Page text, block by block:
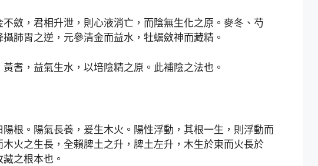
斂，君相升泄，則心液消亡，而陰無生化之原。麥冬、芍
肺胃之逆，元參清金而益水，牡蠣斂神而藏精。
耆，益氣生水，以培陰精之原。此補陰之法也。
根。陽氣長養，爰生木火。陽性浮動，其根一生，則浮動而
火之生長，全賴脾土之升，脾土左升，木生於東而火長於
之根本也。